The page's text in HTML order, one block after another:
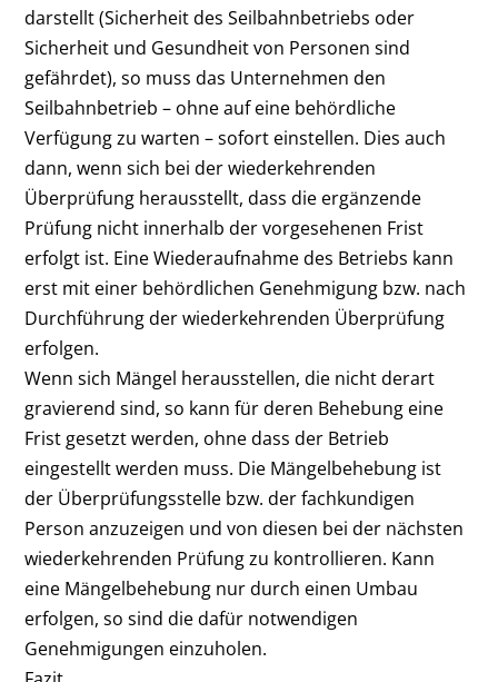
darstellt (Sicherheit des Seilbahnbetriebs oder
Sicherheit und Gesundheit von Personen sind
gefährdet), so muss das Unternehmen den
Seilbahnbetrieb – ohne auf eine behördliche
Verfügung zu warten – sofort einstellen. Dies auch
dann, wenn sich bei der wiederkehrenden
Überprüfung herausstellt, dass die ergänzende
Prüfung nicht innerhalb der vorgesehenen Frist
erfolgt ist. Eine Wiederaufnahme des Betriebs kann
erst mit einer behördlichen Genehmigung bzw. nach
Durchführung der wiederkehrenden Überprüfung
erfolgen.
Wenn sich Mängel herausstellen, die nicht derart
gravierend sind, so kann für deren Behebung eine
Frist gesetzt werden, ohne dass der Betrieb
eingestellt werden muss. Die Mängelbehebung ist
der Überprüfungsstelle bzw. der fachkundigen
Person anzuzeigen und von diesen bei der nächsten
wiederkehrenden Prüfung zu kontrollieren. Kann
eine Mängelbehebung nur durch einen Umbau
erfolgen, so sind die dafür notwendigen
Genehmigungen einzuholen.